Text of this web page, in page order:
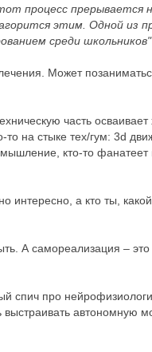
процесс прерывается
этим. Одной из
среди школьников"
Может
часть
на стыке тех/гум: 3d
кто-то фанатеет
интересно, а кто ты,
А самореализация – это
спич про
выстраивать автономную